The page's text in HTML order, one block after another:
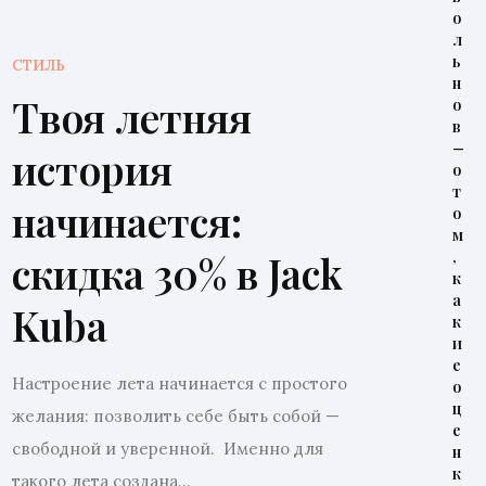
СТИЛЬ
Твоя летняя
история
начинается:
скидка 30% в Jack
Kuba
Настроение лета начинается с простого
желания: позволить себе быть собой —
свободной и уверенной. Именно для
такого лета создана...
о
л
ь
н
о
в
—
о
т
о
м
,
к
а
к
и
е
о
ц
е
н
к